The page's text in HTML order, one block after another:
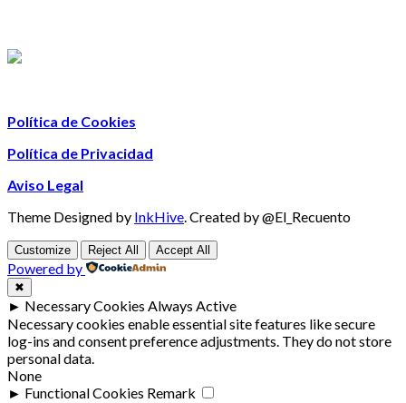
Política de Cookies
Política de Privacidad
Aviso Legal
Theme Designed by InkHive.Created by @El_Recuento
Customize Reject All Accept All
Powered by
✖
► Necessary Cookies Always Active
Necessary cookies enable essential site features like secure
log-ins and consent preference adjustments. They do not store
personal data.
None
► Functional Cookies Remark